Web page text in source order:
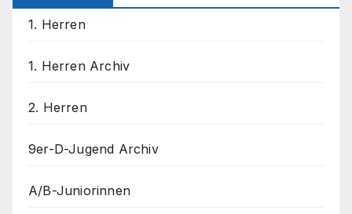
1. Herren
1. Herren Archiv
2. Herren
9er-D-Jugend Archiv
A/B-Juniorinnen